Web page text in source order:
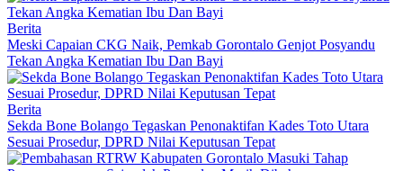
Berita
Meski Capaian CKG Naik, Pemkab Gorontalo Genjot Posyandu
Tekan Angka Kematian Ibu Dan Bayi
Berita
Sekda Bone Bolango Tegaskan Penonaktifan Kades Toto Utara
Sesuai Prosedur, DPRD Nilai Keputusan Tepat